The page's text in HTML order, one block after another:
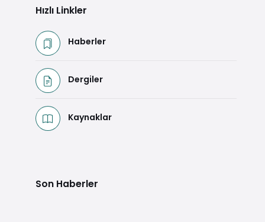
Hızlı Linkler
Haberler
Dergiler
Kaynaklar
Son Haberler